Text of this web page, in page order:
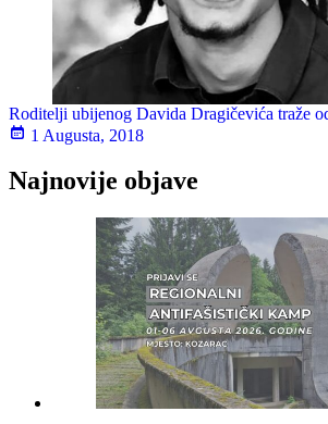
Roditelji ubijenog Davida Dragičevića traže
1 Augusta, 2018
Najnovije objave